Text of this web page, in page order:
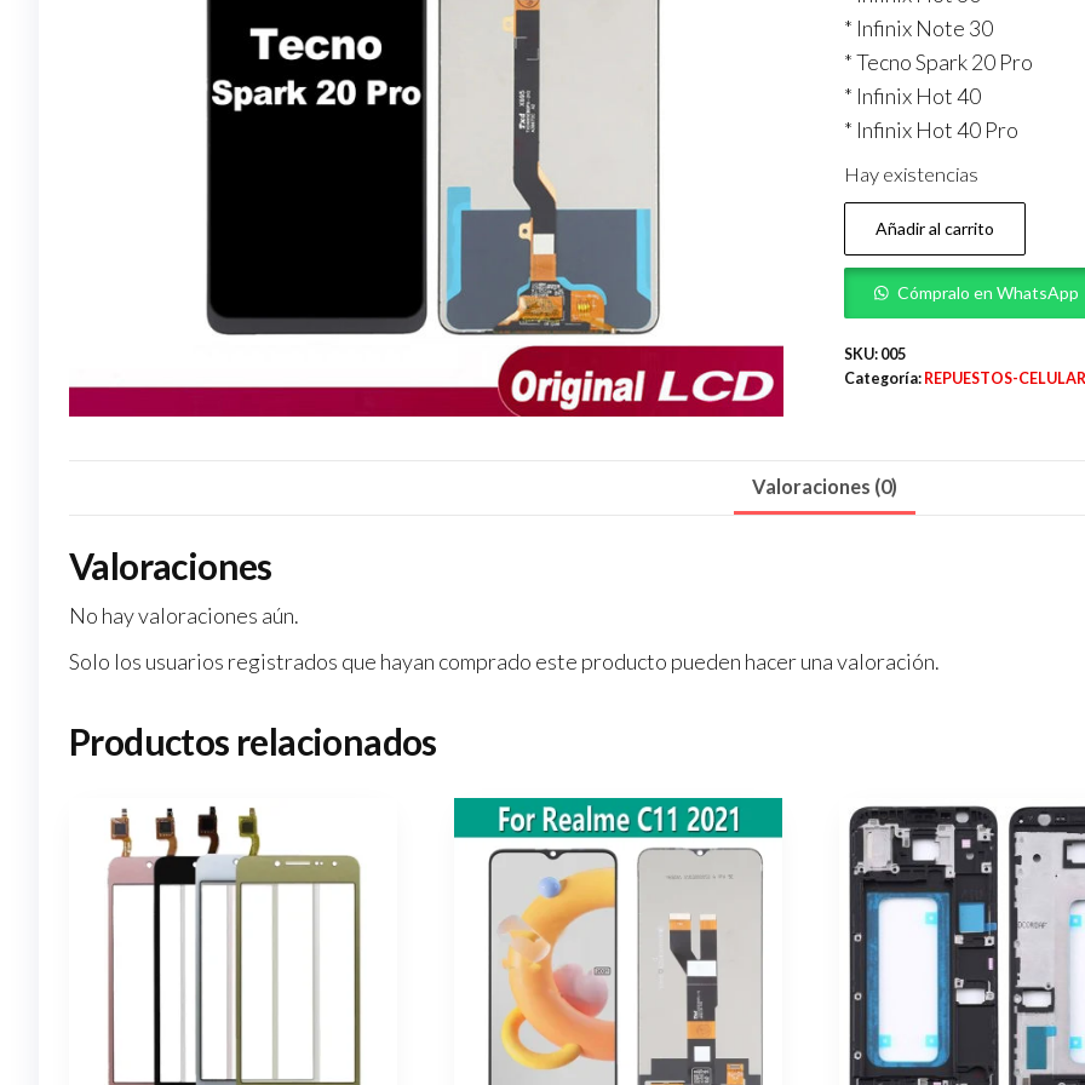
* Infinix Note 30
* Tecno Spark 20 Pro
* Infinix Hot 40
* Infinix Hot 40 Pro
Hay existencias
LCD
TECNO
SPARK
20
PRO
A6
Añadir al carrito
Cómpralo en WhatsApp
SKU: 005
Categoría: REPUESTOS-
Valoraciones (0)
Valoraciones
No hay valoraciones aún.
Solo los usuarios registrados que hayan comprado este producto pueden hacer una valoración.
Productos relacionados